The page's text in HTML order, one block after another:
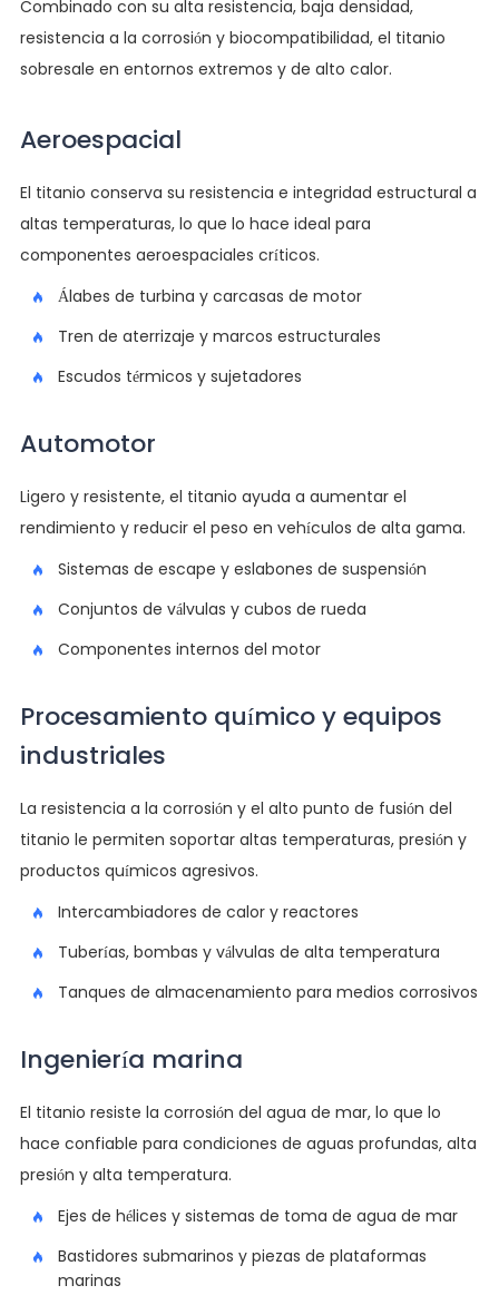
Combinado con su alta resistencia, baja densidad,
resistencia a la corrosión y biocompatibilidad, el titanio
sobresale en entornos extremos y de alto calor.
Aeroespacial
El titanio conserva su resistencia e integridad estructural a
altas temperaturas, lo que lo hace ideal para
componentes aeroespaciales críticos.
Álabes de turbina y carcasas de motor
Tren de aterrizaje y marcos estructurales
Escudos térmicos y sujetadores
Automotor
Ligero y resistente, el titanio ayuda a aumentar el
rendimiento y reducir el peso en vehículos de alta gama.
Sistemas de escape y eslabones de suspensión
Conjuntos de válvulas y cubos de rueda
Componentes internos del motor
Procesamiento químico y equipos
industriales
La resistencia a la corrosión y el alto punto de fusión del
titanio le permiten soportar altas temperaturas, presión y
productos químicos agresivos.
Intercambiadores de calor y reactores
Tuberías, bombas y válvulas de alta temperatura
Tanques de almacenamiento para medios corrosivos
Ingeniería marina
El titanio resiste la corrosión del agua de mar, lo que lo
hace confiable para condiciones de aguas profundas, alta
presión y alta temperatura.
Ejes de hélices y sistemas de toma de agua de mar
Bastidores submarinos y piezas de plataformas
marinas